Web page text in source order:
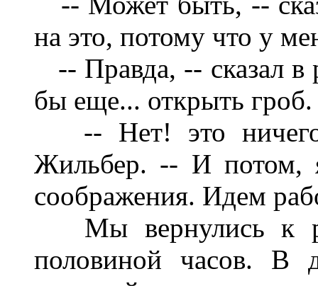
на это, потому что у
-- Правда, -- сказал
бы еще... открыть гроб.
-- Нет! это ничего
Жильбер. -- И потом,
соображения. Идем
Мы вернулись к
половиной часов. В